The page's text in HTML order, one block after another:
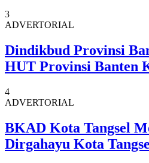
3
ADVERTORIAL
Dindikbud Provinsi
HUT Provinsi Banten
4
ADVERTORIAL
BKAD Kota Tangsel
Dirgahayu Kota